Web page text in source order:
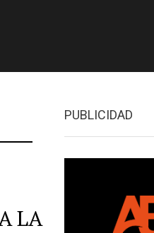
LA
PUBLICIDAD